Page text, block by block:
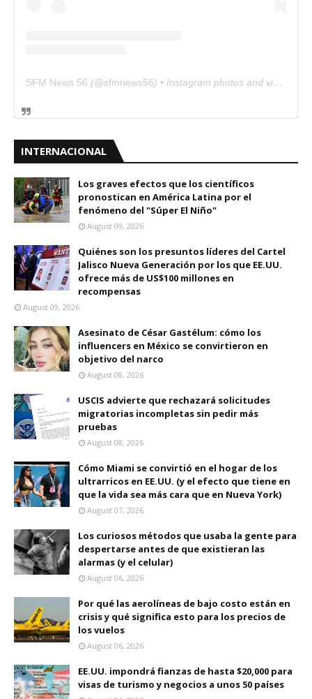
SFM News 56 (@sfmnews56) • Instagram photos and videos
INTERNACIONAL
Los graves efectos que los científicos
pronostican en América Latina por el
fenómeno del "Súper El Niño"
August 09, 2026
Quiénes son los presuntos líderes del Cartel
Jalisco Nueva Generación por los que EE.UU.
ofrece más de US$100 millones en
recompensas
August 09, 2026
Asesinato de César Gastélum: cómo los
influencers en México se convirtieron en
objetivo del narco
August 08, 2026
USCIS advierte que rechazará solicitudes
migratorias incompletas sin pedir más
pruebas
August 08, 2026
Cómo Miami se convirtió en el hogar de los
ultrarricos en EE.UU. (y el efecto que tiene en
que la vida sea más cara que en Nueva York)
August 07, 2026
Los curiosos métodos que usaba la gente para
despertarse antes de que existieran las
alarmas (y el celular)
August 06, 2026
Por qué las aerolíneas de bajo costo están en
crisis y qué significa esto para los precios de
los vuelos
August 06, 2026
EE.UU. impondrá fianzas de hasta $20,000 para
visas de turismo y negocios a unos 50 países